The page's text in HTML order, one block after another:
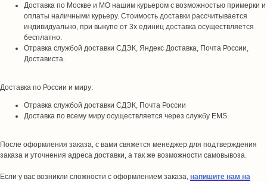
Доставка по Москве и МО нашим курьером с возможностью примерки и
оплаты наличными курьеру. Стоимость доставки рассчитывается
индивидуально, при выкупе от 3х единиц доставка осуществляется
бесплатно.
Отравка службой доставки СДЭК, Яндекс Доставка, Почта России,
Достависта.
Доставка по России и миру:
Отравка службой доставки СДЭК, Почта России
Доставка по всему миру осуществляется через службу EMS.
После оформления заказа, с вами свяжется менеджер для подтверждения
заказа и уточнения адреса доставки, а так же возможности самовывоза.
Если у вас возникли сложности с оформлением заказа, напишите нам на